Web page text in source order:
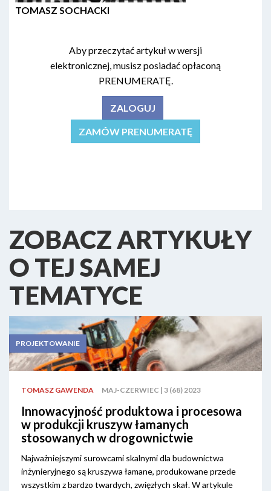
TOMASZ SOCHACKI
Aby przeczytać artykuł w wersji
elektronicznej, musisz posiadać opłaconą
PRENUMERATĘ.
ZALOGUJ
ZAMÓW PRENUMERATĘ
ZOBACZ ARTYKUŁY
O TEJ SAMEJ
TEMATYCE
PROJEKTOWANIE
TOMASZ GAWENDA MAJ-CZERWIEC | 3 (68) 2023
Innowacyjność produktowa i procesowa
w produkcji kruszyw łamanych
stosowanych w drogownictwie
Najważniejszymi surowcami skalnymi dla budownictwa
inżynieryjnego są kruszywa łamane, produkowane przede
wszystkim z bardzo twardych, zwięzłych skał. W artykule